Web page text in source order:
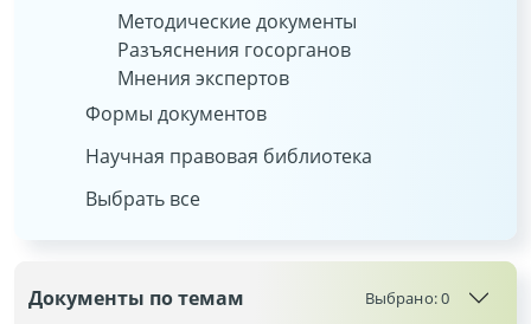
Методические документы
Разъяснения госорганов
Мнения экспертов
Формы документов
Научная правовая библиотека
Выбрать все
Документы по темам Выбрано:0